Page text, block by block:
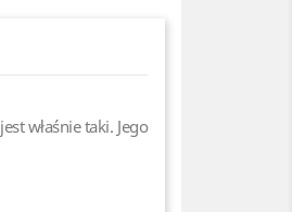
jest właśnie taki. Jego